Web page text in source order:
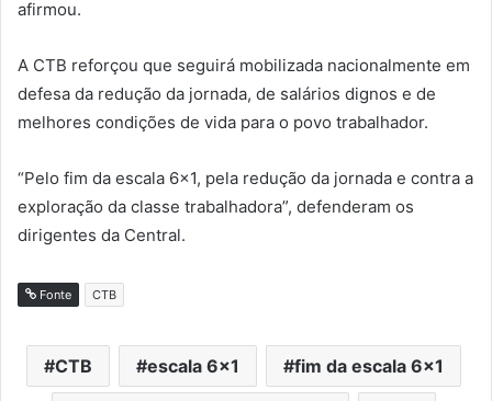
afirmou.
A CTB reforçou que seguirá mobilizada nacionalmente em
defesa da redução da jornada, de salários dignos e de
melhores condições de vida para o povo trabalhador.
“Pelo fim da escala 6×1, pela redução da jornada e contra a
exploração da classe trabalhadora”, defenderam os
dirigentes da Central.
Fonte CTB
CTB escala 6x1 fim da escala 6x1